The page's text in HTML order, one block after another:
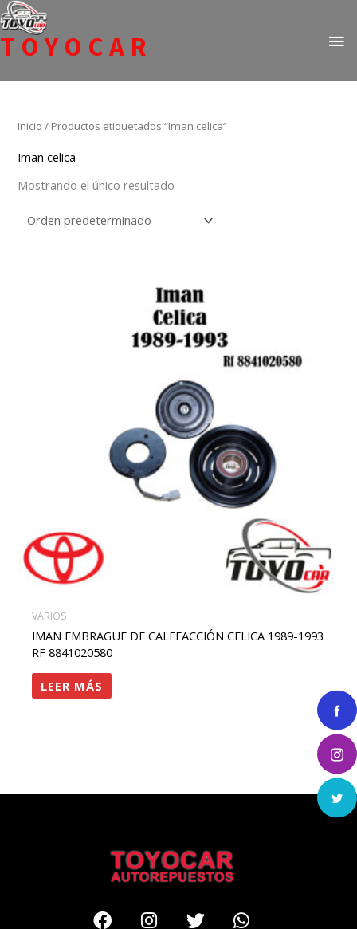
Ir
al
contenido
TOYOCAR
Inicio / Productos etiquetados “Iman celica”
Iman celica
Mostrando el único resultado
VARIOS
IMAN EMBRAGUE DE CALEFACCIÓN CELICA 1989-1993
RF 8841020580
LEER MÁS
FacebookInstagram
TwitterWhatsapp